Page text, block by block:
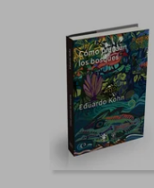
45%
dcto.